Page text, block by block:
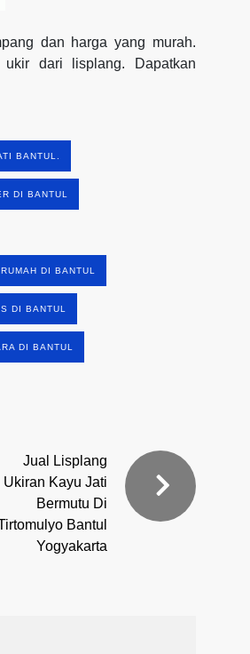
dan harga yang murah.
dari lisplang. Dapatkan
BANTUL.
DI BANTUL
DI BANTUL
DI BANTUL
DI BANTUL
Jual Lisplang
Ukiran Kayu Jati
Bermutu Di
Bantul
Yogyakarta